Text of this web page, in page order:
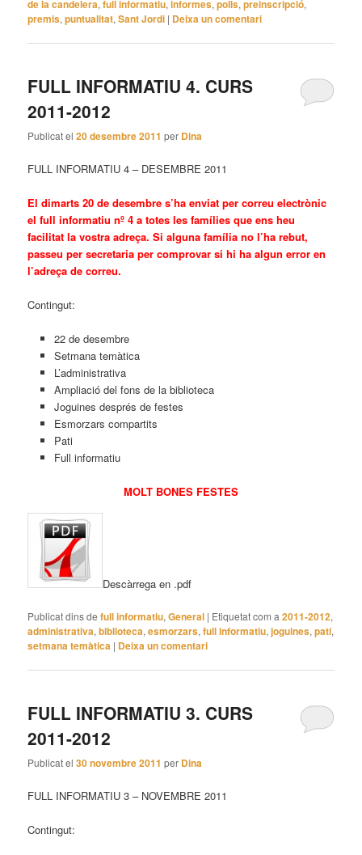
de la candelera,full informatiu,informes,polls,preinscripció,
premis,puntualitat,Sant Jordi | Deixa un comentari
FULL INFORMATIU 4. CURS
2011-2012
Publicat el20 desembre 2011 per Dina
FULL INFORMATIU 4 – DESEMBRE 2011
El dimarts 20 de desembre s’ha enviat per correu electrònic
el full informatiu nº 4 a totes les famílies que ens heu
facilitat la vostra adreça. Si alguna família no l’ha rebut,
passeu per secretaria per comprovar si hi ha algun error en
l’adreça de correu.
Contingut:
22 de desembre
Setmana temàtica
L’administrativa
Ampliació del fons de la biblioteca
Joguines després de festes
Esmorzars compartits
Pati
Full informatiu
MOLT BONES FESTES
Descàrrega en .pdf
Publicat dins de full informatiu,General | Etiquetat com a 2011-2012,
administrativa,biblioteca,esmorzars,full informatiu,joguines,pati,
setmana temàtica | Deixa un comentari
FULL INFORMATIU 3. CURS
2011-2012
Publicat el30 novembre 2011 per Dina
FULL INFORMATIU 3 – NOVEMBRE 2011
Contingut: